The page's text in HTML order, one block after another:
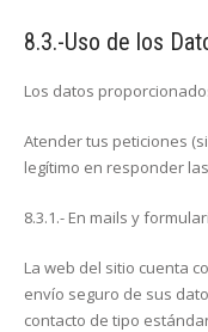
8.3.-Uso de los
Los datos
Atender tus peticiones
legítimo en responder
8.3.1.- En mails y
La web del sitio cuenta
envío seguro de sus
contacto de tipo